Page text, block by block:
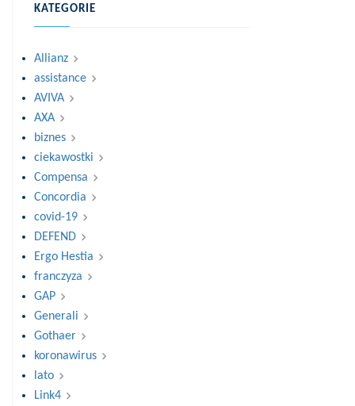
KATEGORIE
Allianz
assistance
AVIVA
AXA
biznes
ciekawostki
Compensa
Concordia
covid-19
DEFEND
Ergo Hestia
franczyza
GAP
Generali
Gothaer
koronawirus
lato
Link4